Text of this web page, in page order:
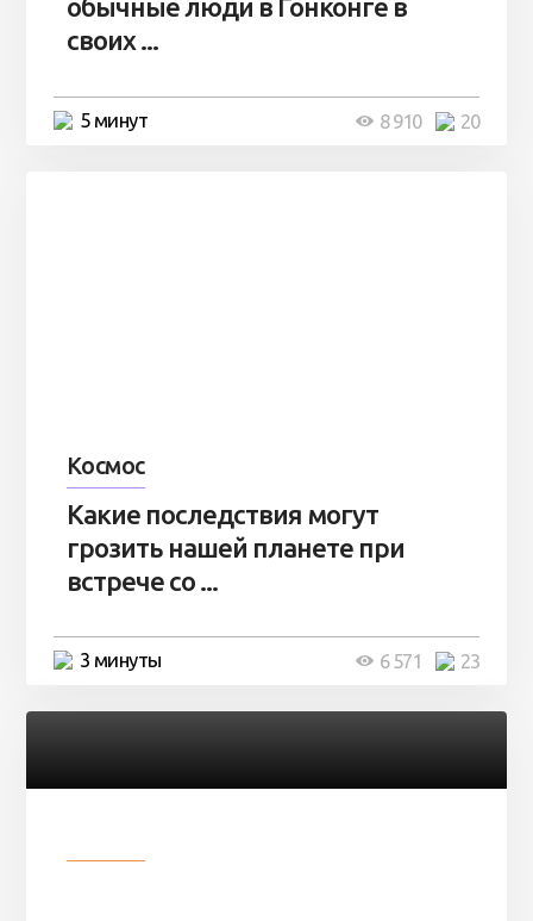
обычные люди в Гонконге в
своих ...
5 минут 20
8 910
Космос
Какие последствия могут
грозить нашей планете при
встрече со ...
3 минуты 23
6 571